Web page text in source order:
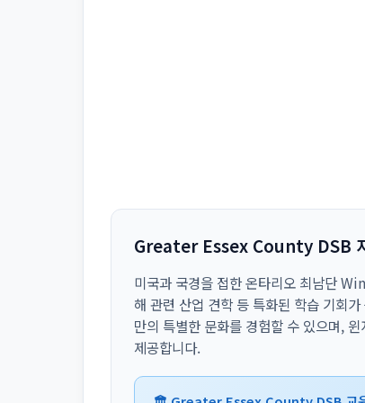
Greater Essex County DSB
미국과 국경을 접한 온타리오 최남단
해 관련 산업 견학 등 특화된 학습 기회
만의 특별한 문화를 경험할 수 있으며,
제공합니다.